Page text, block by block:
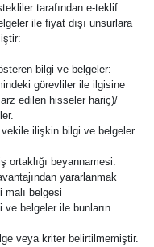
tarafından e-teklif
ile fiyat dışı unsurlara
bilgi ve belgeler:
görevliler ile ilgisine
edilen hisseler hariç)/
ilişkin bilgi ve belgeler.
ortaklığı beyannamesi.
yararlanmak
malı belgesi
belgeler ile bunların
veya kriter belirtilmemiştir.